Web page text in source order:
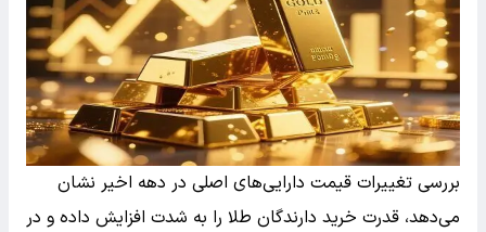
بررسی تغییرات قیمت دارایی‌های اصلی در دهه اخیر نشان
می‌دهد، قدرت خرید دارندگان طلا را به شدت افزایش داده و در